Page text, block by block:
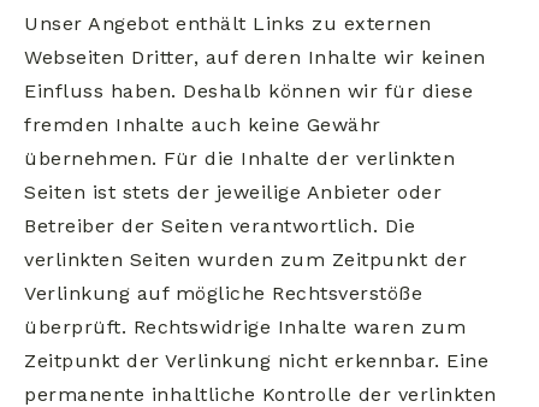
Unser Angebot enthält Links zu externen
Webseiten Dritter, auf deren Inhalte wir keinen
Einfluss haben. Deshalb können wir für diese
fremden Inhalte auch keine Gewähr
übernehmen. Für die Inhalte der verlinkten
Seiten ist stets der jeweilige Anbieter oder
Betreiber der Seiten verantwortlich. Die
verlinkten Seiten wurden zum Zeitpunkt der
Verlinkung auf mögliche Rechtsverstöße
überprüft. Rechtswidrige Inhalte waren zum
Zeitpunkt der Verlinkung nicht erkennbar. Eine
permanente inhaltliche Kontrolle der verlinkten